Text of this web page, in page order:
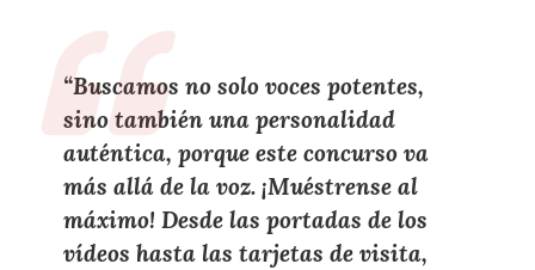
“Buscamos no solo voces potentes,
sino también una personalidad
auténtica, porque este concurso va
más allá de la voz. ¡Muéstrense al
máximo! Desde las portadas de los
vídeos hasta las tarjetas de visita,